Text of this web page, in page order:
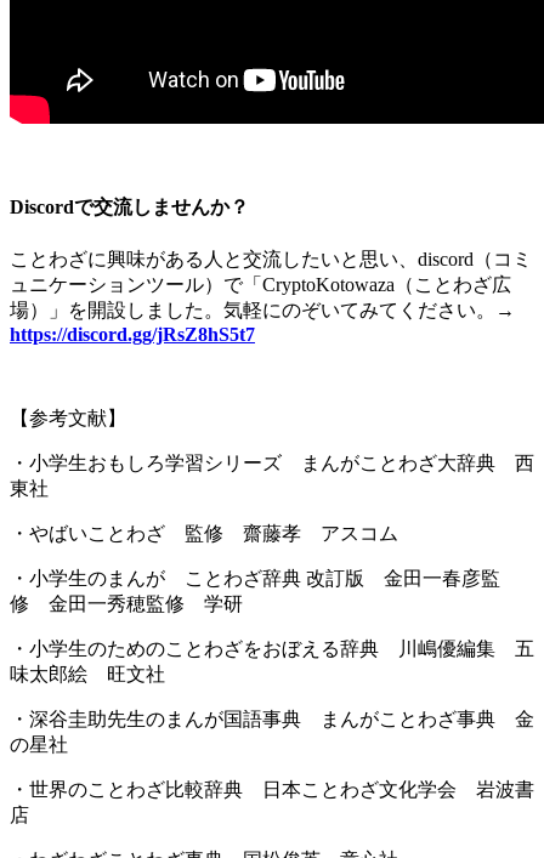
Discordで交流しませんか？
ことわざに興味がある人と交流したいと思い、 discord （コミ
ュニケーションツール）で「 CryptoKotowaza （ことわざ広
場）」を開設しました。気軽にのぞいてみてください。
→
https://discord.gg/jRsZ8hS5t7
【参考文献】
・小学生おもしろ学習シリーズ まんがことわざ大辞典 西
東社
・やばいことわざ 監修 齋藤孝 アスコム
・小学生のまんが ことわざ辞典 改訂版 金田一春彦監
修 金田一秀穂監修 学研
・小学生のためのことわざをおぼえる辞典 川嶋優編集 五
味太郎絵 旺文社
・深谷圭助先生のまんが国語事典 まんがことわざ事典 金
の星社
・世界のことわざ比較辞典 日本ことわざ文化学会 岩波書
店